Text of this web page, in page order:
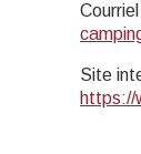
Courriel
Site
https://